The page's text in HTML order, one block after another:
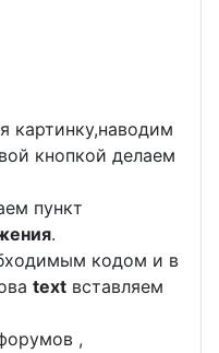
картинку,наводим
кнопкой делаем
пункт
.
кодом и в
text вставляем
,